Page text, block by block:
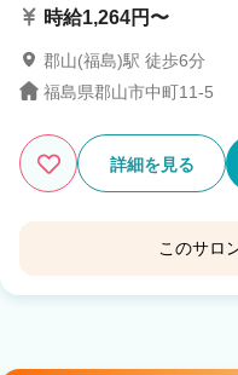
時給1,264円〜
郡山(福島)駅 徒歩6分
福島県郡山市中町11-5
詳細を見る
このサロ
【完全個室サロン】